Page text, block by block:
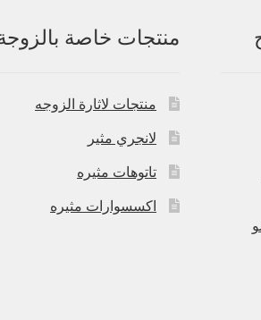
منتجات خاصة
منتجات لاثارة الزوجه
لانجري مثير
تاتوهات مثيره
اكسسوارات مثيره